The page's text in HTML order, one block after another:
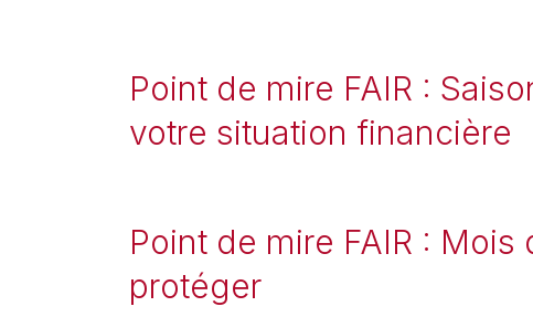
Point de mire FAIR :
votre situation financière
Point de mire FAIR :
protéger